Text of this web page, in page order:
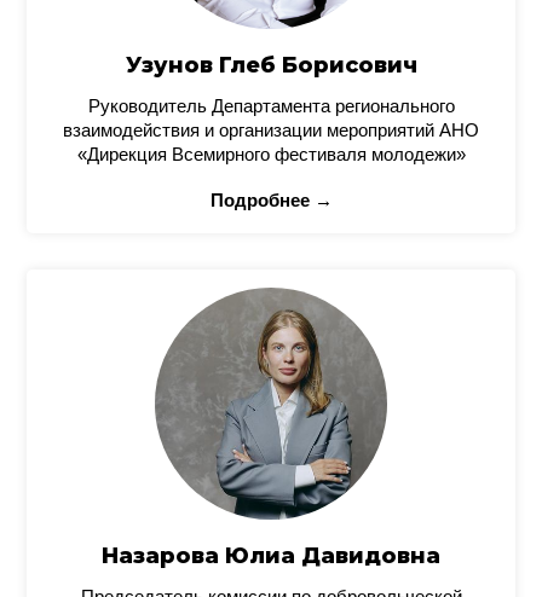
Узунов Глеб Борисович
Руководитель Департамента регионального
взаимодействия и организации мероприятий АНО
«Дирекция Всемирного фестиваля молодежи»
Подробнее →
Назарова Юлиа Давидовна